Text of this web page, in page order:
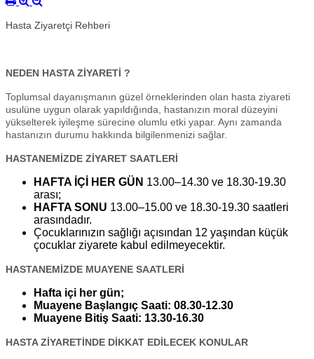
Hasta Ziyaretçi Rehberi
NEDEN HASTA ZİYARETİ ?
Toplumsal dayanışmanın güzel örneklerinden olan hasta ziyareti
usulüne uygun olarak yapıldığında, hastanızın moral düzeyini
yükselterek iyileşme sürecine olumlu etki yapar. Aynı zamanda
hastanızın durumu hakkında bilgilenmenizi sağlar.
HASTANEMİZDE ZİYARET SAATLERİ
HAFTA İÇİ HER GÜN 13.00–14.30 ve 18.30-19.30
arası;
HAFTA SONU 13.00–15.00 ve 18.30-19.30 saatleri
arasındadır.
Çocuklarınızın sağlığı açısından 12 yaşından küçük
çocuklar ziyarete kabul edilmeyecektir.
HASTANEMİZDE MUAYENE SAATLERİ
Hafta içi her gün;
Muayene Başlangıç Saati: 08.30-12.30
Muayene Bitiş Saati: 13.30-16.30
HASTA ZİYARETİNDE DİKKAT EDİLECEK KONULAR